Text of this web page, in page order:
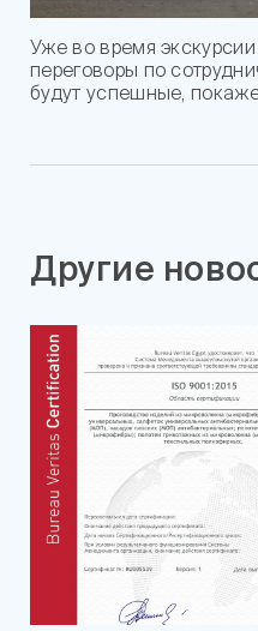
Уже во время
переговоры по
будут успешные,
Другие